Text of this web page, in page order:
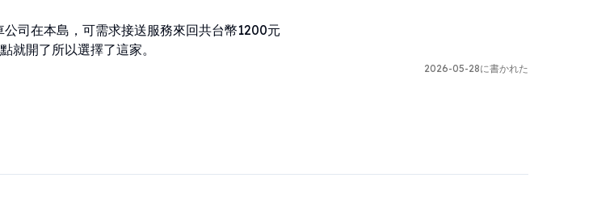
司在本島，可需求接送服務來回共台幣1200元
就開了所以選擇了這家。
2026-05-28に書かれた